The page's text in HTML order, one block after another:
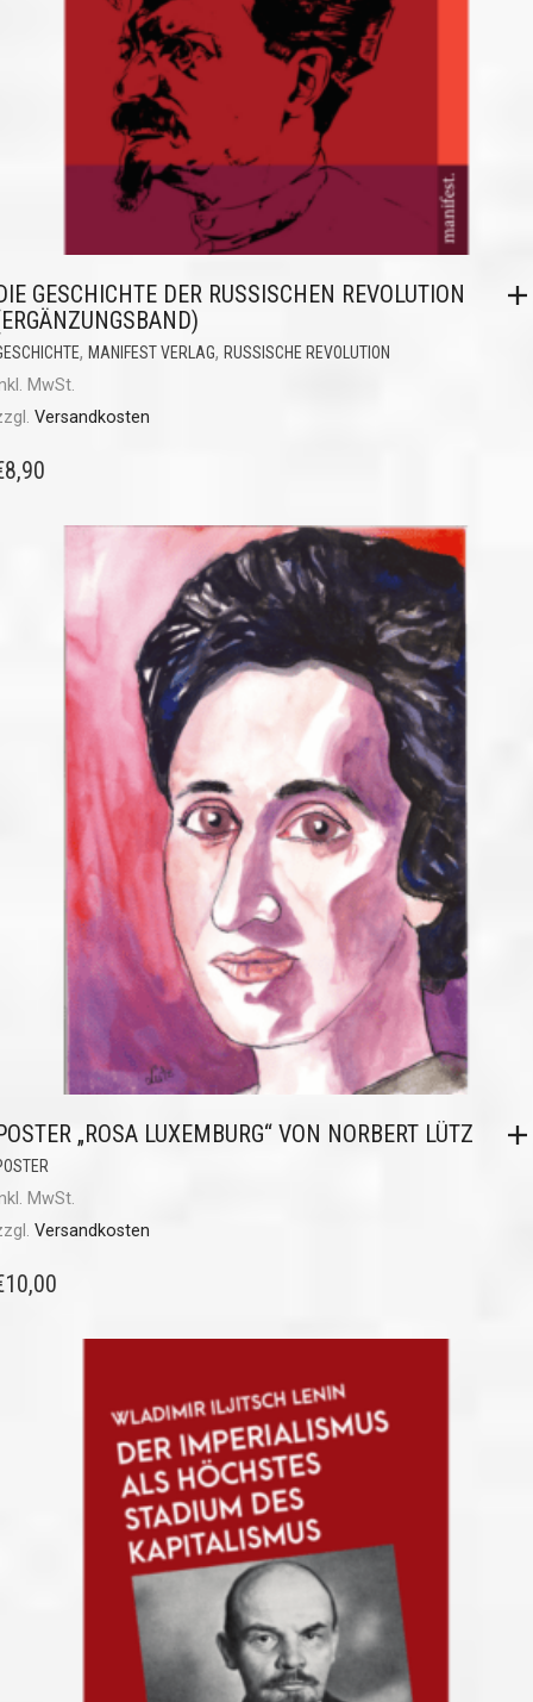
GESCHICHTE DER RUSSISCHEN REVOLUTION
, MANIFEST VERLAG, RUSSISCHE REVOLUTION
MwSt.
Versandkosten
8,90
„ROSA LUXEMBURG“ VON NORBERT LÜTZ
MwSt.
Versandkosten
10,00